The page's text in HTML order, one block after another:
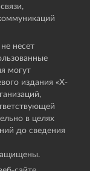
несет
могут
издания «X-
в целях
до сведения